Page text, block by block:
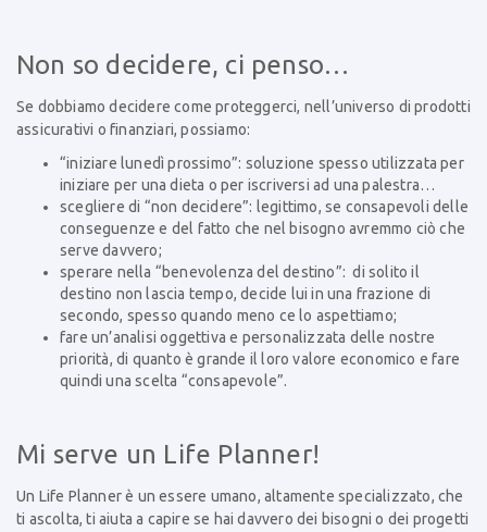
Non so decidere, ci penso…
Se dobbiamo decidere come proteggerci, nell’universo di prodotti
assicurativi o finanziari, possiamo:
“iniziare lunedì prossimo”: soluzione spesso utilizzata per
iniziare per una dieta o per iscriversi ad una palestra…
scegliere di “non decidere”: legittimo, se consapevoli delle
conseguenze e del fatto che nel bisogno avremmo ciò che
serve davvero;
sperare nella “benevolenza del destino”: di solito il
destino non lascia tempo, decide lui in una frazione di
secondo, spesso quando meno ce lo aspettiamo;
fare un’analisi oggettiva e personalizzata delle nostre
priorità, di quanto è grande il loro valore economico e fare
quindi una scelta “consapevole”.
Mi serve un Life Planner!
Un Life Planner è un essere umano, altamente specializzato, che
ti ascolta, ti aiuta a capire se hai davvero dei bisogni o dei progetti